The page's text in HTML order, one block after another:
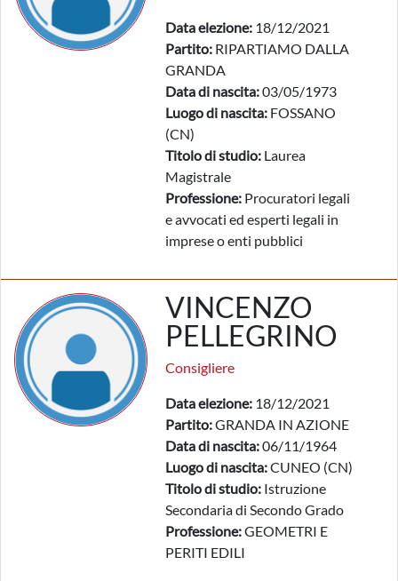
Data elezione: 18/12/2021
Partito: RIPARTIAMO DALLA
GRANDA
Data di nascita:03/05/1973
Luogo di nascita: FOSSANO
(CN)
Titolo di studio: Laurea
Magistrale
Professione: Procuratori legali
e avvocati ed esperti legali in
imprese o enti pubblici
VINCENZO
PELLEGRINO
Consigliere
Data elezione: 18/12/2021
Partito:GRANDA IN AZIONE
Data di nascita:06/11/1964
Luogo di nascita:CUNEO (CN)
Titolo di studio: Istruzione
Secondaria di Secondo Grado
Professione:GEOMETRI E
PERITI EDILI